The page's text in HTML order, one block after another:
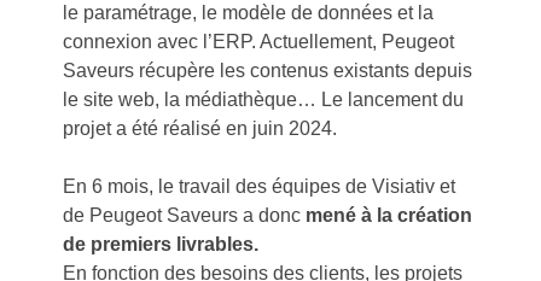
le paramétrage, le modèle de données et la
connexion avec l’ERP. Actuellement, Peugeot
Saveurs récupère les contenus existants depuis
le site web, la médiathèque… Le lancement du
projet a été réalisé en juin 2024.
En 6 mois, le travail des équipes de Visiativ et
de Peugeot Saveurs a donc mené à la création
de premiers livrables.
En fonction des besoins des clients, les projets